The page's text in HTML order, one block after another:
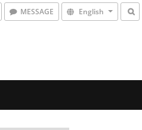
MESSAGE English